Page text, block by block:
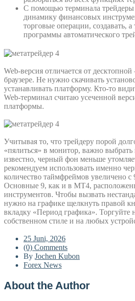
С помощью терминала трейдеры
динамику финансовых
торговые операции, создавать, а
программы автоматического
Web-версия отличается от
браузере. Не нужно скачивать
устанавливать платформу. Кто-то
Web-терминал считаю усеченной
платформы.
Учитывая то, что трейдеру порой
«пялиться» в монитор, важно
известно, черный фон меньше
рекомендуем использовать именно
количество таймфреймов увеличено с
Основные 9, как и в МТ4,
инструментов. Чтобы вызвать
нужно на графике щелкнуть правой
вкладку «Период графика». Торгуйте
собственном стиле и на любых
25 Juni, 2026
(0) Comments
By Jochen Kubon
Forex News
About the Author